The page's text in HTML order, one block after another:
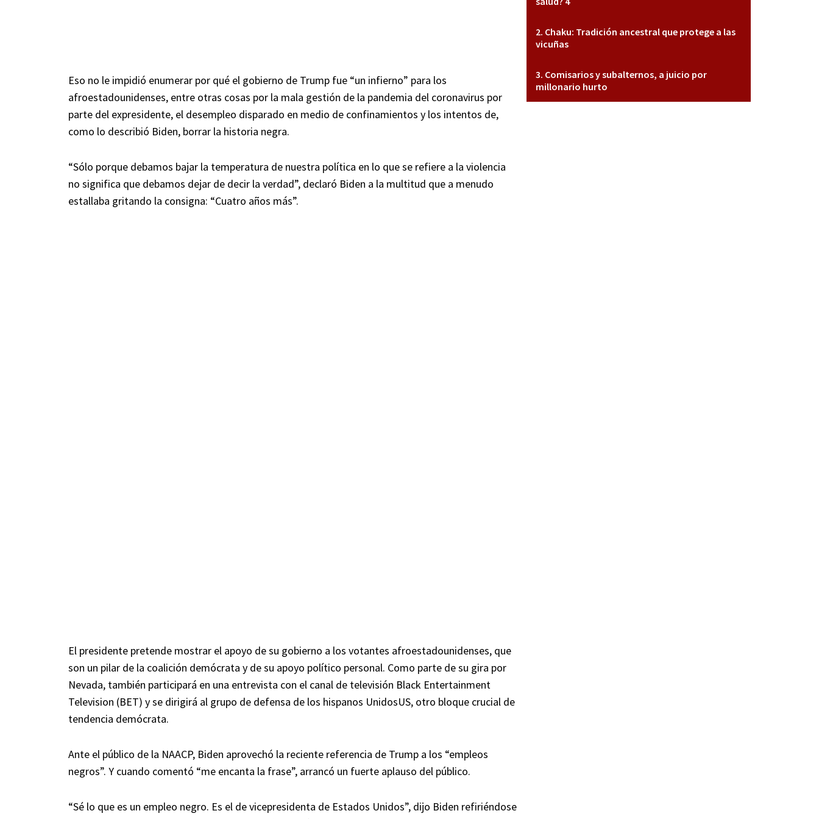
Eso no le impidió enumerar por qué el gobierno de Trump fue “un infierno” para los
afroestadounidenses, entre otras cosas por la mala gestión de la pandemia del coronavirus por
parte del expresidente, el desempleo disparado en medio de confinamientos y los intentos de,
como lo describió Biden, borrar la historia negra.
“Sólo porque debamos bajar la temperatura de nuestra política en lo que se refiere a la violencia
no significa que debamos dejar de decir la verdad”, declaró Biden a la multitud que a menudo
estallaba gritando la consigna: “Cuatro años más”.
El presidente pretende mostrar el apoyo de su gobierno a los votantes afroestadounidenses, que
son un pilar de la coalición demócrata y de su apoyo político personal. Como parte de su gira por
Nevada, también participará en una entrevista con el canal de televisión Black Entertainment
Television (BET) y se dirigirá al grupo de defensa de los hispanos UnidosUS, otro bloque crucial de
tendencia demócrata.
Ante el público de la NAACP, Biden aprovechó la reciente referencia de Trump a los “empleos
negros”. Y cuando comentó “me encanta la frase”, arrancó un fuerte aplauso del público.
“Sé lo que es un empleo negro. Es el de vicepresidenta de Estados Unidos”, dijo Biden refiriéndose
Chaku: Tradición ancestral que protege a las
vicuñas
Comisarios y subalternos, a juicio por
millonario hurto